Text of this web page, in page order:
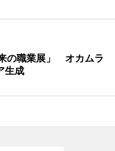
の職業展」 オカムラ
生成